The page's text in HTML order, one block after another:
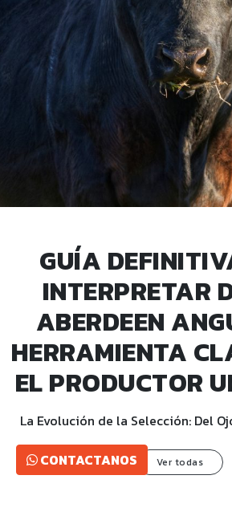
GUÍA
INTERPRETAR
ABERDEEN
HERRAMIENTA
EL PRODUCTOR
La Evolución de la Selección: Del
Ver todas
CONTACTANOS